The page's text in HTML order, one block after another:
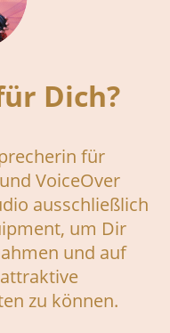
Dich?
für
VoiceOver
ausschließlich
um Dir
und auf
zu können.